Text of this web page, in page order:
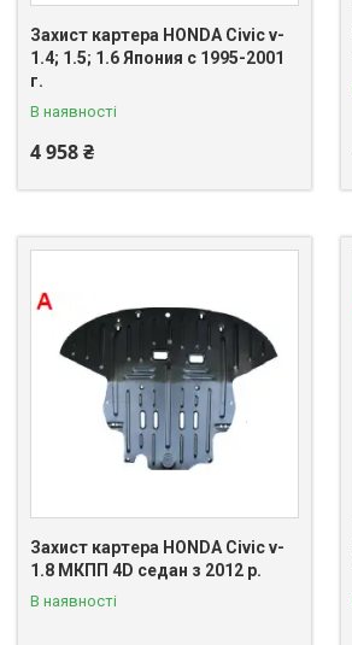
Захист картера HONDA Civic v-
1.4; 1.5; 1.6 Япония c 1995-2001
г.
В наявності
4 958 ₴
Захист картера HONDA Civic v-
1.8 МКПП 4D седан з 2012 р.
В наявності